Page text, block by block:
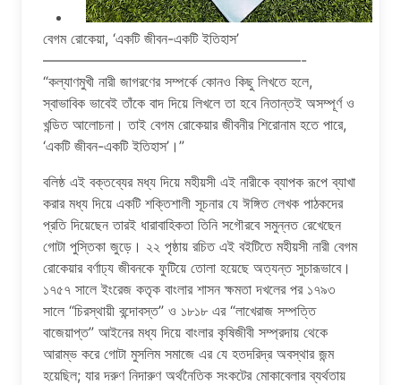
বেগম রোকেয়া, ‘একটি জীবন-একটি ইতিহাস’
——————————————————-
“কল্যাণমুখী নারী জাগরণের সম্পর্কে কোনও কিছু লিখতে হলে,
স্বাভাবিক ভাবেই তাঁকে বাদ দিয়ে লিখলে তা হবে নিতান্তই অসম্পূর্ণ ও
খন্ডিত আলোচনা। তাই বেগম রোকেয়ার জীবনীর শিরোনাম হতে পারে,
‘একটি জীবন-একটি ইতিহাস’।”
বলিষ্ঠ এই বক্তব্যের মধ্য দিয়ে মহীয়সী এই নারীকে ব্যাপক রূপে ব্যাখা
করার মধ্য দিয়ে একটি শক্তিশালী সূচনার যে ঈঙ্গিত লেখক পাঠকদের
প্রতি দিয়েছেন তারই ধারাবাহিকতা তিনি সগৌরবে সমুন্নত রেখেছেন
গোটা পুস্তিকা জুড়ে। ২২ পৃষ্ঠায় রচিত এই বইটিতে মহীয়সী নারী বেগম
রোকেয়ার বর্ণাঢ্য জীবনকে ফুটিয়ে তোলা হয়েছে অত্যন্ত সুচারূভাবে।
১৭৫৭ সালে ইংরেজ কতৃক বাংলার শাসন ক্ষমতা দখলের পর ১৭৯৩
সালে “চিরস্থায়ী বন্দোবস্ত” ও ১৮১৮ এর “লাখেরাজ সম্পত্তি
বাজেয়াপ্ত” আইনের মধ্য দিয়ে বাংলার কৃষিজীবী সম্প্রদায় থেকে
আরাম্ভ করে গোটা মুসলিম সমাজে এর যে হতদরিদ্র অবস্থার জন্ম
হয়েছিল; যার দরুণ নিদারুণ অর্থনৈতিক সংকটের মোকাবেলার ব্যর্থতায়